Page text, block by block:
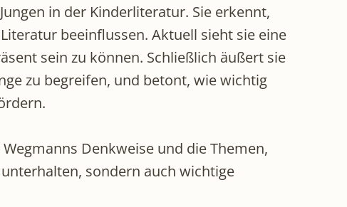
in der Kinderliteratur. Sie erkennt,
beeinflussen. Aktuell sieht sie eine
sein zu können. Schließlich äußert sie
zu begreifen, und betont, wie wichtig
Denkweise und die Themen,
sondern auch wichtige